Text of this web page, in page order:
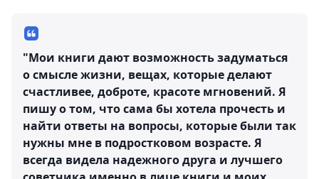
"Мои книги дают возможность задуматься
о смысле жизни, вещах, которые делают
счастливее, доброте, красоте мгновений. Я
пишу о том, что сама бы хотела прочесть и
найти ответы на вопросы, которые были так
нужны мне в подростковом возрасте. Я
всегда видела надежного друга и лучшего